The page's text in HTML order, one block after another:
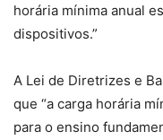
horária mínima anual
dispositivos.”
A Lei de Diretrizes e
que “a carga horária
para o ensino